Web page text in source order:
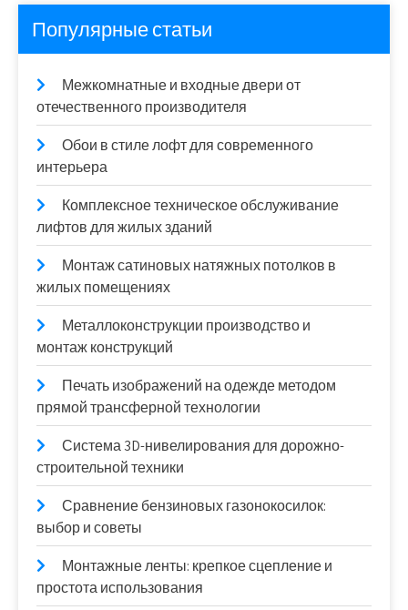
Популярные статьи
Межкомнатные и входные двери от
отечественного производителя
Обои в стиле лофт для современного
интерьера
Комплексное техническое обслуживание
лифтов для жилых зданий
Монтаж сатиновых натяжных потолков в
жилых помещениях
Металлоконструкции производство и
монтаж конструкций
Печать изображений на одежде методом
прямой трансферной технологии
Система 3D-нивелирования для дорожно-
строительной техники
Сравнение бензиновых газонокосилок:
выбор и советы
Монтажные ленты: крепкое сцепление и
простота использования